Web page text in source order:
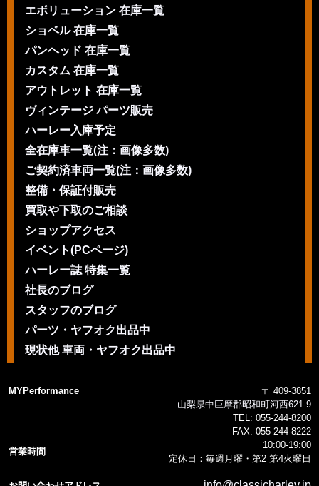
エボリューション 在庫一覧
ショベル 在庫一覧
パンヘッド 在庫一覧
カスタム 在庫一覧
アウトレット 在庫一覧
ヴィンテージ パーツ販売
ハーレー入庫予定
全在庫車一覧(注：画像多数)
ご契約済車両一覧(注：画像多数)
整備・保証付販売
買取や下取のご相談
ショップアクセス
イベント(PCページ)
ハーレー誌 特集一覧
社長のブログ
スタッフのブログ
パーツ・ヤフオク出品中
現状他 車両・ヤフオク出品中
MYPerformance
〒 409-3851
山梨県中巨摩郡昭和町河西621-9
TEL: 055-244-8200
FAX: 055-244-8222
営業時間
10:00-19:00
定休日：毎週月曜・第2 第4火曜日